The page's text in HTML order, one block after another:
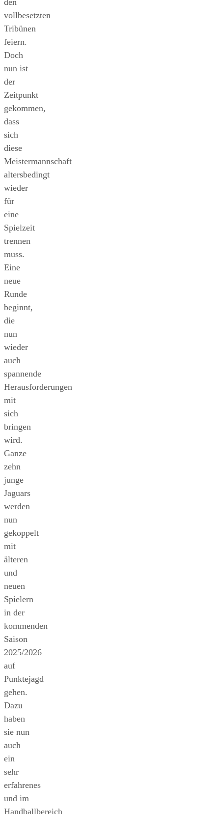
vollbesetzten
Tribünen
feiern.
Doch
nun ist
der
Zeitpunkt
gekommen,
dass
sich
diese
Meistermannschaft
altersbedingt
wieder
für
eine
Spielzeit
trennen
muss.
Eine
neue
Runde
beginnt,
die
nun
wieder
auch
spannende
Herausforderungen
mit
sich
bringen
wird.
Ganze
zehn
junge
Jaguars
werden
nun
gekoppelt
mit
älteren
und
neuen
Spielern
in der
kommenden
Saison
2025/2026
auf
Punktejagd
gehen.
Dazu
haben
sie nun
auch
ein
sehr
erfahrenes
und im
Handballbereich